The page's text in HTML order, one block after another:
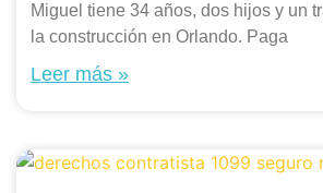
Miguel tiene 34 años, dos hijos y un
la construcción en Orlando. Paga
Leer más »